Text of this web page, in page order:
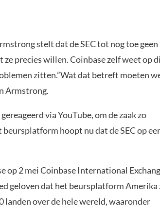
stelt dat de SEC tot nog toe geen
precies willen. Coinbase zelf weet op
zitten.”Wat dat betreft moeten
Armstrong.
via YouTube, om de zaak zo
hoopt nu dat de SEC op
op 2 mei Coinbase International
geloven dat het beursplatform Amerika
landen over de hele wereld, waaronder